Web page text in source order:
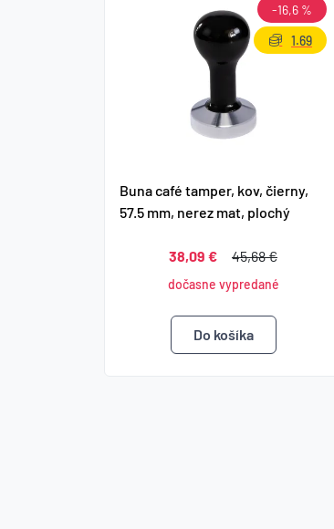
Buna café tamper, kov, čierny,
57.5 mm, nerez mat, plochý
38,09 € 45,68 €
dočasne vypredané
-16,6 %
1.69